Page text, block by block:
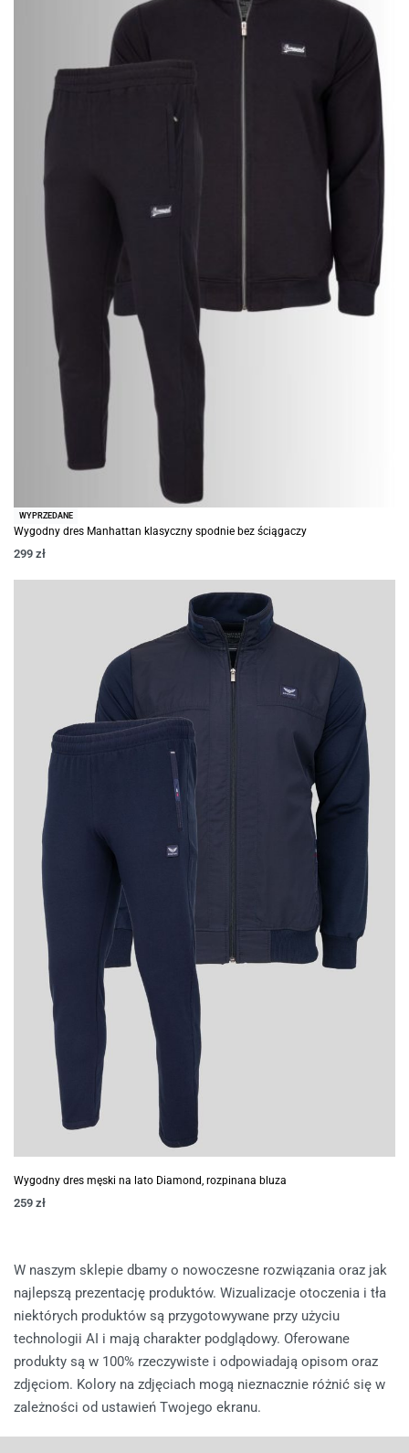
WYPRZEDANE
Wygodny dres Manhattan klasyczny spodnie bez ściągaczy
299 zł
Wygodny dres męski na lato Diamond, rozpinana bluza
259 zł
W naszym sklepie dbamy o nowoczesne rozwiązania oraz jak
najlepszą prezentację produktów. Wizualizacje otoczenia i tła
niektórych produktów są przygotowywane przy użyciu
technologii AI i mają charakter podglądowy. Oferowane
produkty są w 100% rzeczywiste i odpowiadają opisom oraz
zdjęciom. Kolory na zdjęciach mogą nieznacznie różnić się w
zależności od ustawień Twojego ekranu.